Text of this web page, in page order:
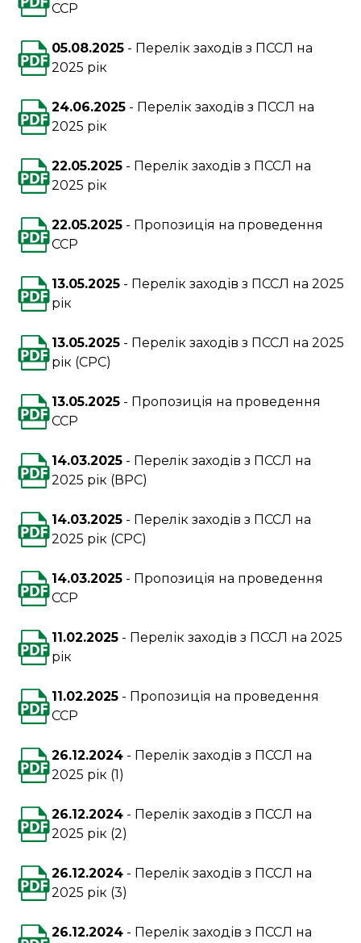
ССР
05.08.2025
Перелік заходів з ПССЛ на
2025 рік
24.06.2025
Перелік заходів з ПССЛ на
2025 рік
22.05.2025
Перелік заходів з ПССЛ на
2025 рік
22.05.2025
Пропозиція на проведення
ССР
13.05.2025
Перелік заходів з ПССЛ на 2025
рік
13.05.2025
Перелік заходів з ПССЛ на 2025
рік (СРС)
13.05.2025
Пропозиція на проведення
ССР
14.03.2025
Перелік заходів з ПССЛ на
2025 рік (ВРС)
14.03.2025
Перелік заходів з ПССЛ на
2025 рік (СРС)
14.03.2025
Пропозиція на проведення
ССР
11.02.2025
Перелік заходів з ПССЛ на 2025
рік
11.02.2025
Пропозиція на проведення
ССР
26.12.2024
Перелік заходів з ПССЛ на
2025 рік (1)
26.12.2024
Перелік заходів з ПССЛ на
2025 рік (2)
26.12.2024
Перелік заходів з ПССЛ на
2025 рік (3)
26.12.2024
Перелік заходів з ПССЛ на